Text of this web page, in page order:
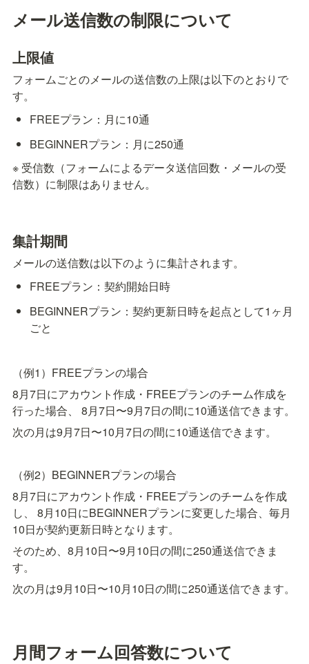
メール送信数の制限について
上限値
フォームごとのメールの送信数の上限は以下のとおりで
す。
FREEプラン：月に10通
BEGINNERプラン：月に250通
※ 受信数（フォームによるデータ送信回数・メールの受
信数）に制限はありません。
集計期間
メールの送信数は以下のように集計されます。
FREEプラン：契約開始日時
BEGINNERプラン：契約更新日時を起点として1ヶ月
ごと
（例1）FREEプランの場合
8月7日にアカウント作成・FREEプランのチーム作成を
行った場合、 8月7日〜9月7日の間に10通送信できます。
次の月は9月7日〜10月7日の間に10通送信できます。
（例2）BEGINNERプランの場合
8月7日にアカウント作成・FREEプランのチームを作成
し、 8月10日にBEGINNERプランに変更した場合、毎月
10日が契約更新日時となります。
そのため、8月10日〜9月10日の間に250通送信できま
す。
次の月は9月10日〜10月10日の間に250通送信できます。
月間フォーム回答数について